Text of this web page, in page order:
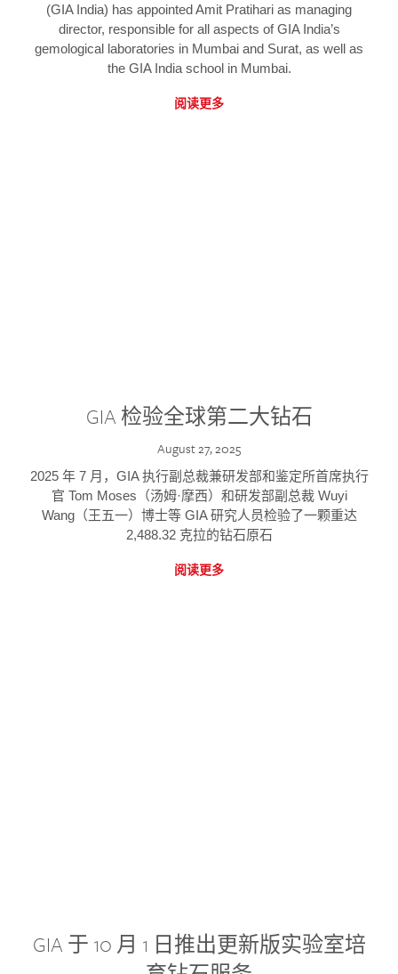
(GIA India) has appointed Amit Pratihari as managing
director, responsible for all aspects of GIA India’s
gemological laboratories in Mumbai and Surat, as well as
the GIA India school in Mumbai.
阅读更多
GIA 检验全球第二大钻石
August 27, 2025
2025 年 7 月，GIA 执行副总裁兼研发部和鉴定所首席执行
官 Tom Moses（汤姆·摩西）和研发部副总裁 Wuyi
Wang（王五一）博士等 GIA 研究人员检验了一颗重达
2,488.32 克拉的钻石原石
阅读更多
GIA 于 10 月 1 日推出更新版实验室培